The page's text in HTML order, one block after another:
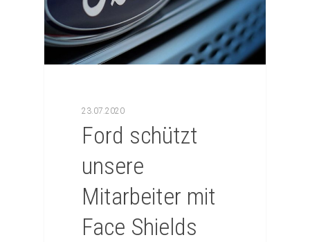
23.07.2020
Ford schützt
unsere
Mitarbeiter mit
Face Shields